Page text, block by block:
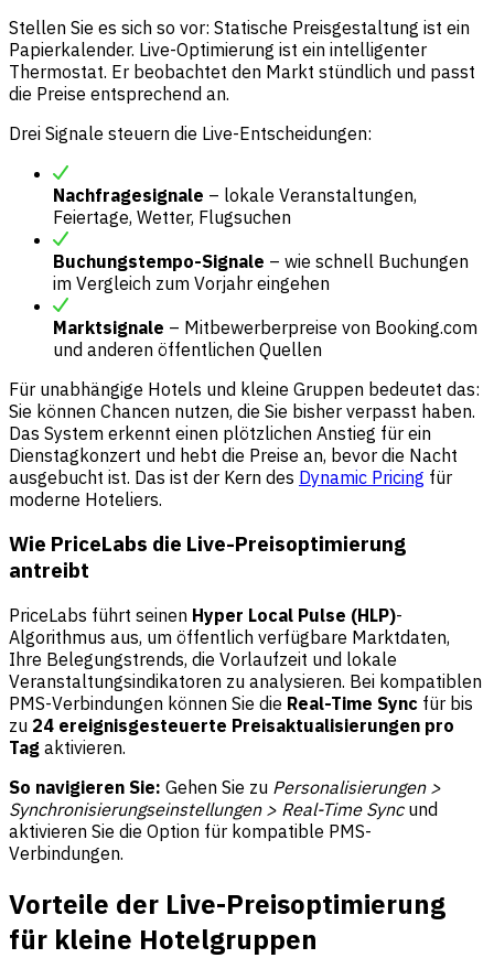
Stellen Sie es sich so vor: Statische Preisgestaltung ist ein
Papierkalender. Live-Optimierung ist ein intelligenter
Thermostat. Er beobachtet den Markt stündlich und passt
die Preise entsprechend an.
Drei Signale steuern die Live-Entscheidungen:
Nachfragesignale – lokale Veranstaltungen,
Feiertage, Wetter, Flugsuchen
Buchungstempo-Signale – wie schnell Buchungen
im Vergleich zum Vorjahr eingehen
Marktsignale – Mitbewerberpreise von Booking.com
und anderen öffentlichen Quellen
Für unabhängige Hotels und kleine Gruppen bedeutet das:
Sie können Chancen nutzen, die Sie bisher verpasst haben.
Das System erkennt einen plötzlichen Anstieg für ein
Dienstagkonzert und hebt die Preise an, bevor die Nacht
ausgebucht ist. Das ist der Kern des Dynamic Pricing für
moderne Hoteliers.
Wie PriceLabs die Live-Preisoptimierung
antreibt
PriceLabs führt seinen Hyper Local Pulse (HLP)-
Algorithmus aus, um öffentlich verfügbare Marktdaten,
Ihre Belegungstrends, die Vorlaufzeit und lokale
Veranstaltungsindikatoren zu analysieren. Bei kompatiblen
PMS-Verbindungen können Sie die Real-Time Sync für bis
zu 24 ereignisgesteuerte Preisaktualisierungen pro
Tag aktivieren.
So navigieren Sie: Gehen Sie zu Personalisierungen >
Synchronisierungseinstellungen > Real-Time Syncund
aktivieren Sie die Option für kompatible PMS-
Verbindungen.
Vorteile der Live-Preisoptimierung
für kleine Hotelgruppen